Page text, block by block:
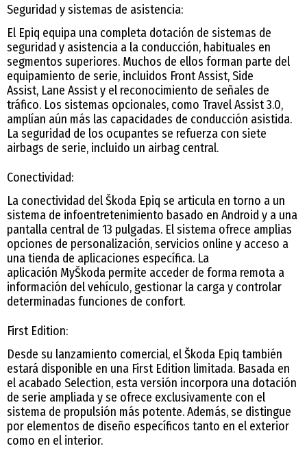
Seguridad y sistemas de asistencia:
El Epiq equipa una completa dotación de sistemas de
seguridad y asistencia a la conducción, habituales en
segmentos superiores. Muchos de ellos forman parte del
equipamiento de serie, incluidos Front Assist, Side
Assist, Lane Assist y el reconocimiento de señales de
tráfico. Los sistemas opcionales, como Travel Assist 3.0,
amplían aún más las capacidades de conducción asistida.
La seguridad de los ocupantes se refuerza con siete
airbags de serie, incluido un airbag central.
Conectividad:
La conectividad del Škoda Epiq se articula en torno a un
sistema de infoentretenimiento basado en Android y a una
pantalla central de 13 pulgadas. El sistema ofrece amplias
opciones de personalización, servicios online y acceso a
una tienda de aplicaciones específica. La
aplicación MyŠkoda permite acceder de forma remota a
información del vehículo, gestionar la carga y controlar
determinadas funciones de confort.
First Edition:
Desde su lanzamiento comercial, el Škoda Epiq también
estará disponible en una First Edition limitada. Basada en
el acabado Selection, esta versión incorpora una dotación
de serie ampliada y se ofrece exclusivamente con el
sistema de propulsión más potente. Además, se distingue
por elementos de diseño específicos tanto en el exterior
como en el interior.